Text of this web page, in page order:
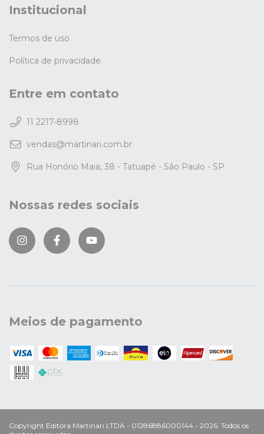
Institucional
Termos de uso
Política de privacidade
Entre em contato
11 2217-8998
vendas@martinari.com.br
Rua Honório Maia, 38 - Tatuapé - São Paulo - SP
Nossas redes sociais
Meios de pagamento
Copyright Editora Martinari LTDA - 01286886000144 - 2026. Todos os